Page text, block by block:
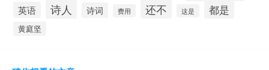
英语 诗人 诗词 费用 还不 这是 都是
黄庭坚